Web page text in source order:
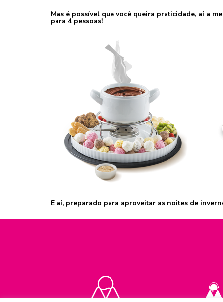
Mas é possível que você queira praticidade, aí a
para 4 pessoas!
E aí, preparado para aproveitar as noites de